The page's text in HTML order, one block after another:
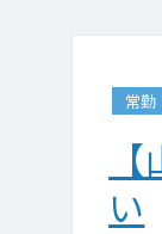
常勤
い